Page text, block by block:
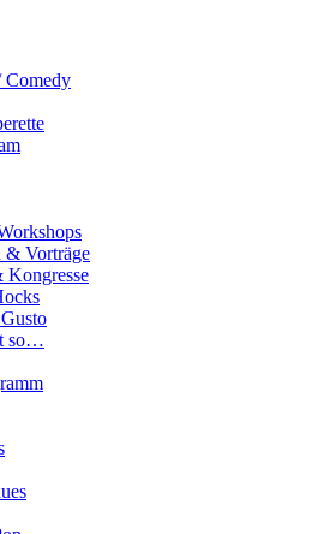
Comedy
& Vorträge
Kongresse
so…